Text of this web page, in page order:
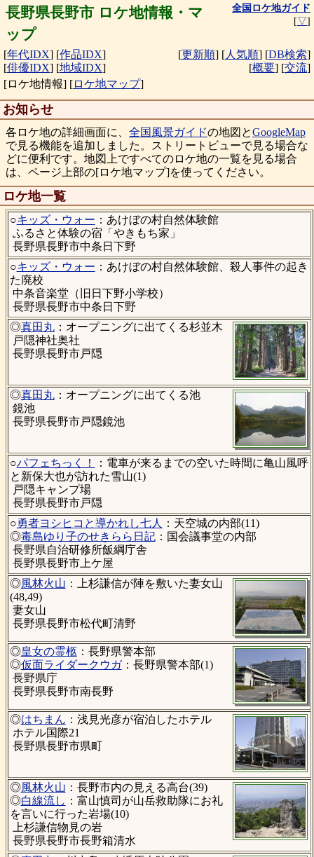
長野県長野市 ロケ地情報・マ
ップ
全国ロケ地ガイド
[▽]
[年代IDX] [作品IDX]
[俳優IDX] [地域IDX]
[更新順] [人気順] [DB検索]
[概要] [交流]
[ロケ地情報] [ロケ地マップ]
お知らせ
各ロケ地の詳細画面に、 全国風景ガイドの地図とGoogleMap
で見る機能を追加しました。ストリートビューで見る場合な
どに便利です。地図上ですべてのロケ地の一覧を見る場合
は、ページ上部の[ロケ地マップ]を使ってください。
ロケ地一覧
○キッズ・ウォー ：あけぼの村自然体験館
ふるさと体験の宿「やきもち家」
長野県長野市中条日下野
○キッズ・ウォー ：あけぼの村自然体験館、殺人事件の起き
た廃校
中条音楽堂（旧日下野小学校）
長野県長野市中条日下野
◎真田丸：オープニングに出てくる杉並木
戸隠神社奥社
長野県長野市戸隠
◎真田丸：オープニングに出てくる池
鏡池
長野県長野市戸隠鏡池
○パフェちっく！
：電車が来るまでの空いた時間に亀山風呼
と新保大也が訪れた雪山(1)
戸隠キャンプ場
長野県長野市戸隠
○勇者ヨシヒコと導かれし七人
：天空城の内部(11)
◎毒島ゆり子のせきらら日記：国会議事堂の内部
長野県自治研修所飯綱庁舎
長野県長野市上ケ屋
◎風林火山 ：上杉謙信が陣を敷いた妻女山
(48,49)
妻女山
長野県長野市松代町清野
◎皇女の霊柩：長野県警本部
◎仮面ライダークウガ：長野県警本部(1)
長野県庁
長野県長野市南長野
◎はちまん ：浅見光彦が宿泊したホテル
ホテル国際21
長野県長野市県町
◎風林火山 ：長野市内の見える高台(39)
◎白線流し ：富山慎司が山岳救助隊にお礼
を言いに行った岩場(10)
上杉謙信物見の岩
長野県長野市長野箱清水